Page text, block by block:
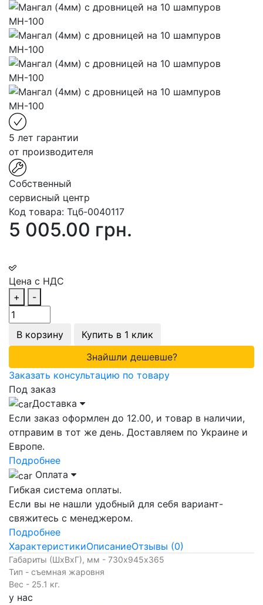
5 лет гарантии
от производителя
Собственный
сервисный центр
Код товара: Тцб-0040117
5 005.00 грн.
Цена с НДС
+
-
В корзину
Купить в 1 клик
Знайшли дешевше?
Заказать консультацию по товару
Под заказ
Доставка
Если заказ оформлен до 12.00, и товар в наличии,
отправим в тот же день. Доставляем по Украине и
Европе.
Подробнее
Оплата
Гибкая система оплаты.
Если вы не нашли удобный для себя вариант-
свяжитесь с менеджером.
Подробнее
ХарактеристикиОписаниеОтзывы (0)
Габариты (ШхВхГ), мм - 730х945х365
Тип - съемная жаровня
Вес - 25.1 кг.
у нас